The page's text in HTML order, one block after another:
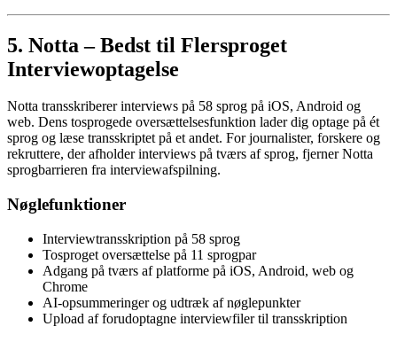
5. Notta – Bedst til Flersproget
Interviewoptagelse
Notta transskriberer interviews på 58 sprog på iOS, Android og
web. Dens tosprogede oversættelsesfunktion lader dig optage på ét
sprog og læse transskriptet på et andet. For journalister, forskere og
rekruttere, der afholder interviews på tværs af sprog, fjerner Notta
sprogbarrieren fra interviewafspilning.
Nøglefunktioner
Interviewtransskription på 58 sprog
Tosproget oversættelse på 11 sprogpar
Adgang på tværs af platforme på iOS, Android, web og
Chrome
AI-opsummeringer og udtræk af nøglepunkter
Upload af forudoptagne interviewfiler til transskription